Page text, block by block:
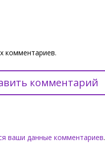
комментариев.
ваши данные комментариев.